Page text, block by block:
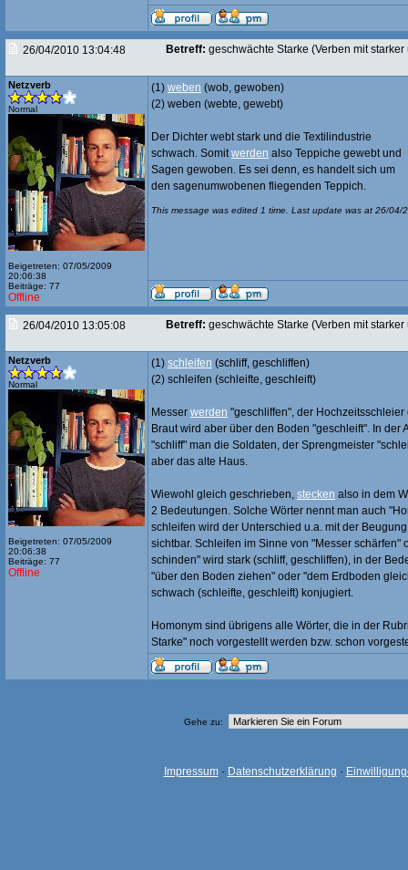
26/04/2010 13:04:48 Betreff: geschwächte Starke (Verben mit
Netzverb
Normal
Beigetreten: 07/05/2009
20:06:38
Beiträge: 77
Offline
(1) weben (wob, gewoben)
(2) weben (webte, gewebt)
Der Dichter webt stark und die Textilindustrie
schwach. Somitwerden also Teppiche gewebt und
Sagen gewoben. Es sei denn, es handelt sich um
den sagenumwobenen fliegenden Teppich.
This message was edited 1 time. Last update was at 26/04/
26/04/2010 13:05:08 Betreff: geschwächte Starke (Verben mit
Netzverb
Normal
Beigetreten: 07/05/2009
20:06:38
Beiträge: 77
Offline
(1) schleifen (schliff, geschliffen)
(2) schleifen (schleifte, geschleift)
Messer werden "geschliffen", der Hochzeitsschleier
Braut wird aber über den Boden "geschleift". In der
"schliff" man die Soldaten, der Sprengmeister
aber das alte Haus.
Wiewohl gleich geschrieben, stecken also in dem
2 Bedeutungen. Solche Wörter nennt man auch
schleifen wird der Unterschied u.a. mit der
sichtbar. Schleifen im Sinne von "Messer schärfen"
schinden" wird stark (schliff, geschliffen), in der
"über den Boden ziehen" oder "dem Erdboden
schwach (schleifte, geschleift) konjugiert.
Homonym sind übrigens alle Wörter, die in der
Starke" noch vorgestellt werden bzw. schon
Gehe zu:
Impressum· Datenschutzerklärung ·